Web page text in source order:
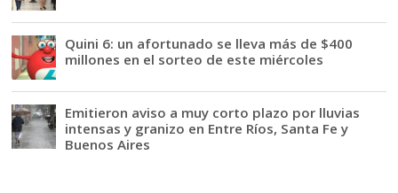
Quini 6: un afortunado se lleva más de $400
millones en el sorteo de este miércoles
Emitieron aviso a muy corto plazo por lluvias
intensas y granizo en Entre Ríos, Santa Fe y
Buenos Aires